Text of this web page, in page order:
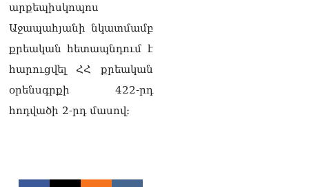
արքեպիսկոպոս
Աջապահյանի նկատմամբ
քրեական հետապնդում է
հարուցվել ՀՀ քրեական
օրենսգրքի 422-րդ
հոդվածի 2-րդ մասով։